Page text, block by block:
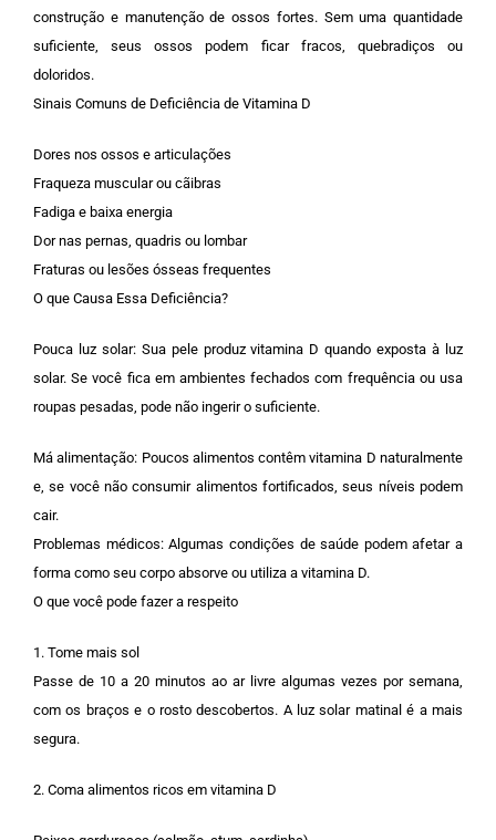
construção e manutenção de ossos fortes. Sem uma quantidade
suficiente, seus ossos podem ficar fracos, quebradiços ou
doloridos.
Sinais Comuns de Deficiência de Vitamina D
Dores nos ossos e articulações
Fraqueza muscular ou cãibras
Fadiga e baixa energia
Dor nas pernas, quadris ou lombar
Fraturas ou lesões ósseas frequentes
O que Causa Essa Deficiência?
Pouca luz solar: Sua pele produz vitamina D quando exposta à luz
solar. Se você fica em ambientes fechados com frequência ou usa
roupas pesadas, pode não ingerir o suficiente.
Má alimentação: Poucos alimentos contêm vitamina D naturalmente
e, se você não consumir alimentos fortificados, seus níveis podem
cair.
Problemas médicos: Algumas condições de saúde podem afetar a
forma como seu corpo absorve ou utiliza a vitamina D.
O que você pode fazer a respeito
1. Tome mais sol
Passe de 10 a 20 minutos ao ar livre algumas vezes por semana,
com os braços e o rosto descobertos. A luz solar matinal é a mais
segura.
2. Coma alimentos ricos em vitamina D